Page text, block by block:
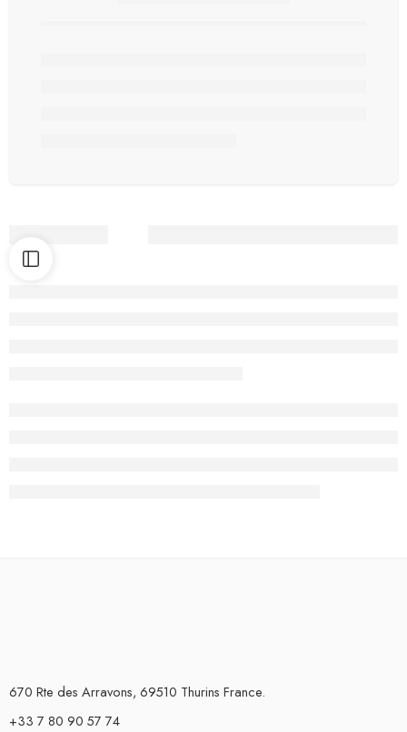
670 Rte des Arravons, 69510 Thurins France.
+33 7 80 90 57 74